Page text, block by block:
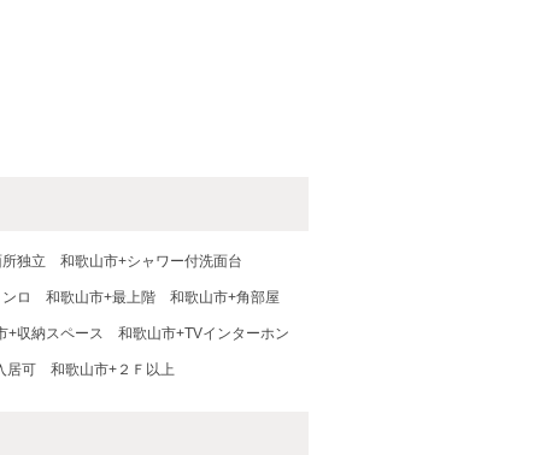
独立 和歌山市+シャワー付洗面台
ロ 和歌山市+最上階 和歌山市+角部屋
+収納スペース 和歌山市+TVインターホン
居可 和歌山市+２Ｆ以上